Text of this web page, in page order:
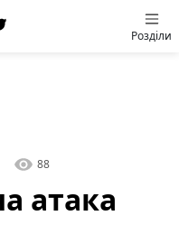
Розділи
88
атака